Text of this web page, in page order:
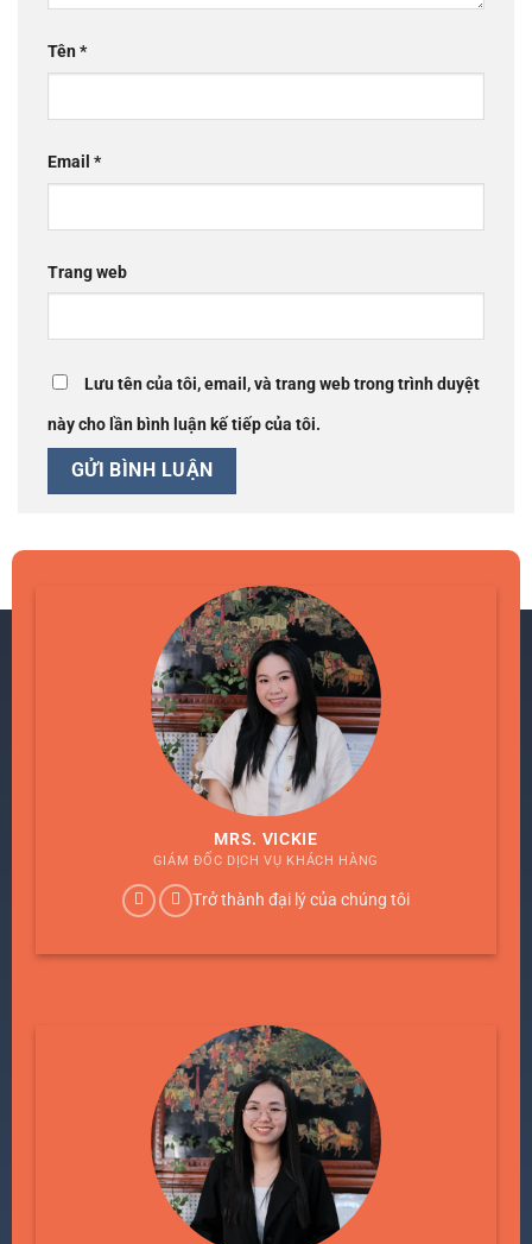
Tên*
Email *
Trang web
Lưu tên của tôi, email, và trang web trong trình duyệt
này cho lần bình luận kế tiếp của tôi.
MRS. VICKIE
GIÁM ĐỐC DỊCH VỤ KHÁCH HÀNG
Trở thành đại lý của chúng tôi